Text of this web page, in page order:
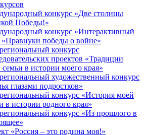
конкурс «Две столицы
Победы!»
конкурс «Интерактивный
«Правнуки победы о войне»
конкурс
проектов «Традиции
в истории моего края»
художественный конкурс
глазами подростков»
конкурс «История моей
в истории родного края»
конкурс «Из прошлого в
«Россия – это родина моя!»